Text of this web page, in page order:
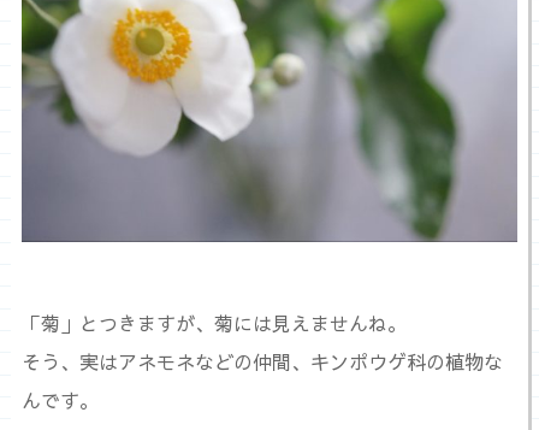
「菊」とつきますが、菊には見えませんね。
そう、実はアネモネなどの仲間、キンポウゲ科の植物な
んです。